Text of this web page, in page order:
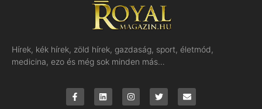
Hírek, kék hírek, zöld hírek, gazdaság, sport, életmód,
medicina, ezo és még sok minden más…